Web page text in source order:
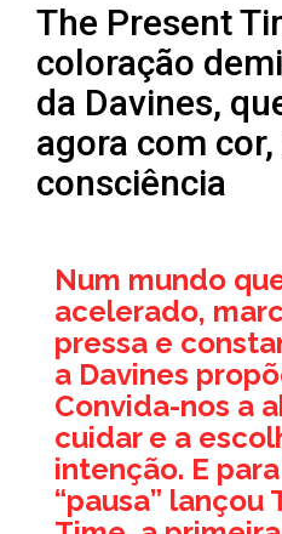
The Present
coloração
da Davines,
agora com
consciência
Num mundo
acelerado,
pressa e
a Davines
Convida-nos a
cuidar e a
intenção. E
“pausa” lançou